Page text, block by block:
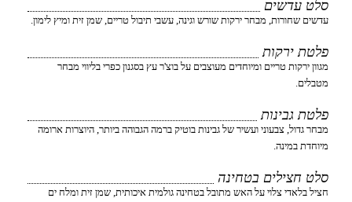
סלט עדשים
עדשים שחורות, מבחר ירקות שורש וגינה, עשבי תיבול טריים, שמן זית ומיץ לימון.
פלטת ירקות
מגוון ירקות טריים ומיוחדים מעוצבים על בוצ'ר עץ בסגנון כפרי בליווי מבחר
מטבלים.
פלטת גבינות
מבחר גדול, צבעוני ועשיר של גבינות בוטיק ברמה הגבוהה ביותר, היוצרות ארומה
מיוחדת במינה.
סלט חצילים בטחינה
חציל בלאדי צלוי על האש מתובל בטחינה גולמית איכותית, שמן זית ומלח ים